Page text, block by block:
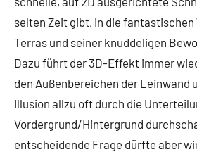
selten Zeit gibt, in die fantastischen
Terras und seiner knuddeligen
Dazu führt der 3D-Effekt immer
den Außenbereichen der Leinwand
Illusion allzu oft durch die
Vordergrund/Hintergrund
entscheidende Frage dürfte aber